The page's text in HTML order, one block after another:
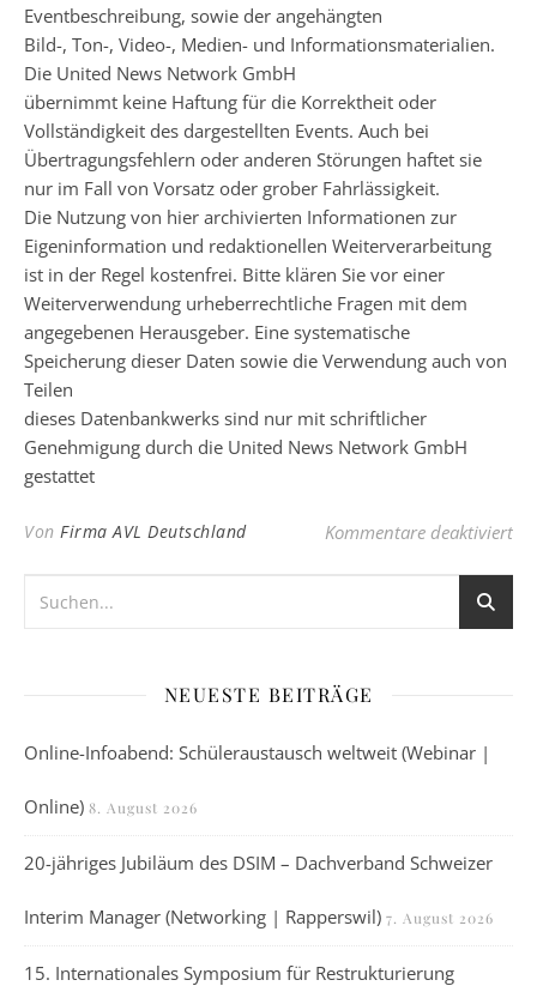
Eventbeschreibung, sowie der angehängten
Bild-, Ton-, Video-, Medien- und Informationsmaterialien.
Die United News Network GmbH
übernimmt keine Haftung für die Korrektheit oder
Vollständigkeit des dargestellten Events. Auch bei
Übertragungsfehlern oder anderen Störungen haftet sie
nur im Fall von Vorsatz oder grober Fahrlässigkeit.
Die Nutzung von hier archivierten Informationen zur
Eigeninformation und redaktionellen Weiterverarbeitung
ist in der Regel kostenfrei. Bitte klären Sie vor einer
Weiterverwendung urheberrechtliche Fragen mit dem
angegebenen Herausgeber. Eine systematische
Speicherung dieser Daten sowie die Verwendung auch von
Teilen
dieses Datenbankwerks sind nur mit schriftlicher
Genehmigung durch die United News Network GmbH
gestattet
Von Firma AVL Deutschland Kommentare deaktiviertfür
NEUESTE BEITRÄGE
Online-Infoabend: Schüleraustausch weltweit (Webinar |
Online) 8. August 2026
20-jähriges Jubiläum des DSIM – Dachverband Schweizer
Interim Manager (Networking | Rapperswil) 7. August 2026
15. Internationales Symposium für Restrukturierung